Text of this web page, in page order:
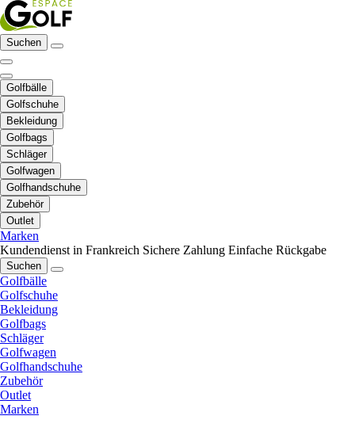
Suchen
Golfbälle
Golfschuhe
Bekleidung
Golfbags
Schläger
Golfwagen
Golfhandschuhe
Zubehör
Outlet
Marken
Kundendienst in Frankreich Sichere Zahlung Einfache Rückgabe
Suchen
Golfbälle
Golfschuhe
Bekleidung
Golfbags
Schläger
Golfwagen
Golfhandschuhe
Zubehör
Outlet
Marken